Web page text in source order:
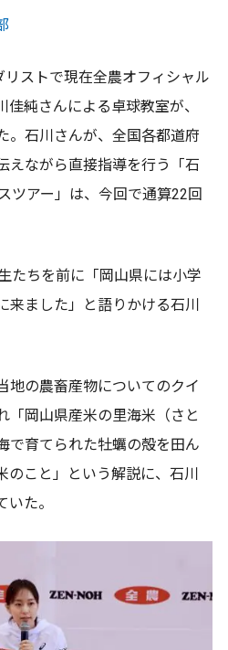
ストで現在全農オフィシャル
純さんによる卓球教室が、
。石川さんが、全国各都道府
えながら直接指導を行う「石
ツアー」は、今回で通算22回
たちを前に「岡山県には小学
来ました」と語りかける石川
地の農畜産物についてのクイ
「岡山県産米の里海米（さと
で育てられた牡蠣の殻を田ん
のこと」という解説に、石川
た。